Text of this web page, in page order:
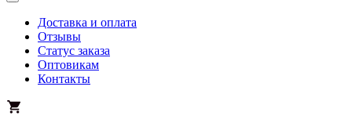
Доставка и оплата
Отзывы
Статус заказа
Оптовикам
Контакты